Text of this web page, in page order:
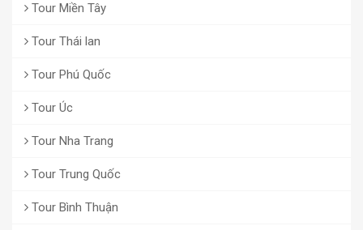
Tour Miền Tây
Tour Thái lan
Tour Phú Quốc
Tour Úc
Tour Nha Trang
Tour Trung Quốc
Tour Bình Thuận